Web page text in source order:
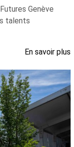
Genève
talents
En savoir plus